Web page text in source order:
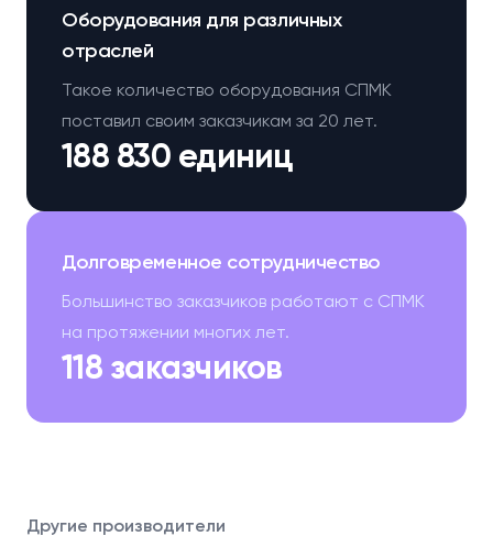
188 830 единиц
Оборудования для различных
отраслей
Такое количество оборудования СПМК
поставил своим заказчикам за 20 лет.
118 заказчиков
Долговременное сотрудничество
Большинство заказчиков работают с СПМК
на протяжении многих лет.
Другие производители